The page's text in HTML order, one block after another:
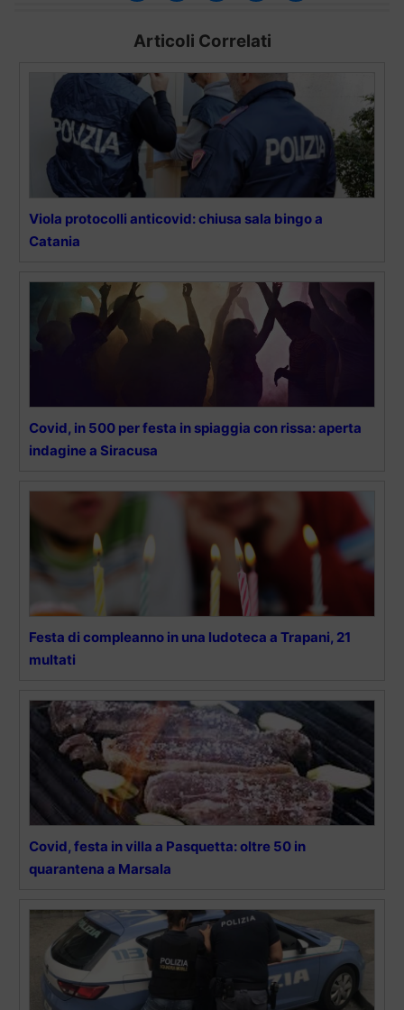
Articoli Correlati
Viola protocolli anticovid: chiusa sala bingo a
Catania
Covid, in 500 per festa in spiaggia con rissa: aperta
indagine a Siracusa
Festa di compleanno in una ludoteca a Trapani, 21
multati
Covid, festa in villa a Pasquetta: oltre 50 in
quarantena a Marsala